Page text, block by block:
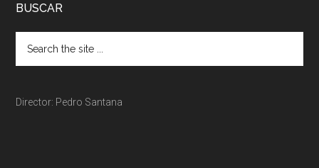
BUSCAR
Director: Pedro Santana